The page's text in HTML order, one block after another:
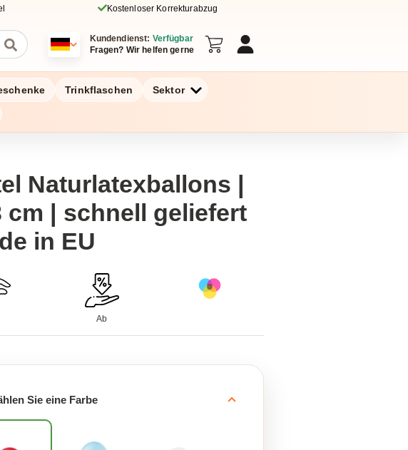
Kostenloser Korrekturabzug
Kundendienst: Verfügbar
Fragen? Wir helfen gerne
Trinkflaschen Sektor
Naturlatexballons |
cm | schnell geliefert
in EU
Ab
Sie eine Farbe